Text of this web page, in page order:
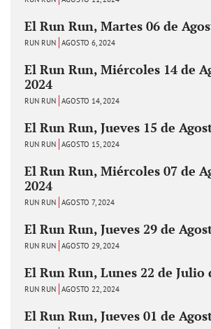
El Run Run, Martes 06 de
RUN RUN AGOSTO 6, 2024
El Run Run, Miércoles 14 de
2024
RUN RUN AGOSTO 14, 2024
El Run Run, Jueves 15 de
RUN RUN AGOSTO 15, 2024
El Run Run, Miércoles 07 de
2024
RUN RUN AGOSTO 7, 2024
El Run Run, Jueves 29 de
RUN RUN AGOSTO 29, 2024
El Run Run, Lunes 22 de Julio
RUN RUN AGOSTO 22, 2024
El Run Run, Jueves 01 de